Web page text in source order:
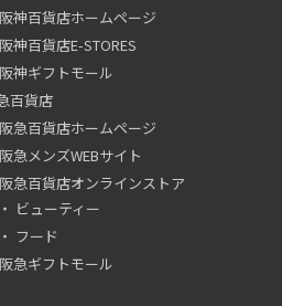
阪神百貨店ホームページ
阪神百貨店E-STORES
阪神ギフトモール
百貨店
阪急百貨店ホームページ
阪急メンズWEBサイト
阪急百貨店オンラインストア
ビューティー
フード
阪急ギフトモール